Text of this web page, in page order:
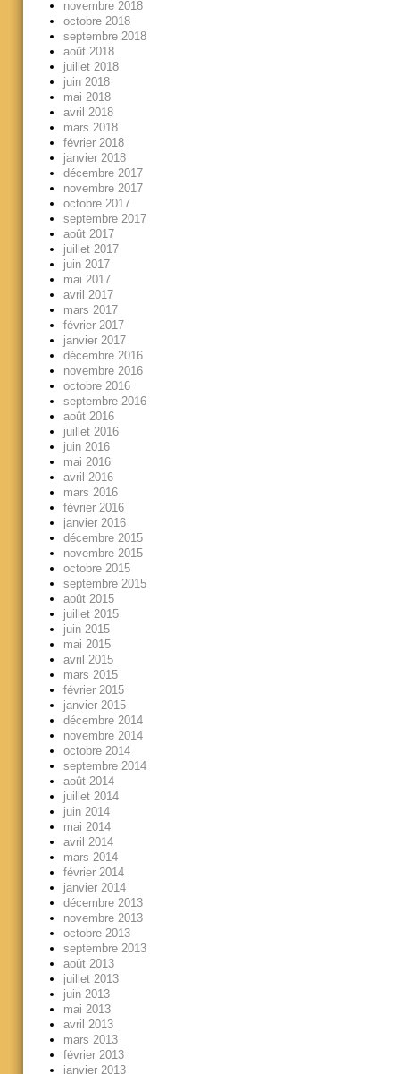
novembre 2018
octobre 2018
septembre 2018
août 2018
juillet 2018
juin 2018
mai 2018
avril 2018
mars 2018
février 2018
janvier 2018
décembre 2017
novembre 2017
octobre 2017
septembre 2017
août 2017
juillet 2017
juin 2017
mai 2017
avril 2017
mars 2017
février 2017
janvier 2017
décembre 2016
novembre 2016
octobre 2016
septembre 2016
août 2016
juillet 2016
juin 2016
mai 2016
avril 2016
mars 2016
février 2016
janvier 2016
décembre 2015
novembre 2015
octobre 2015
septembre 2015
août 2015
juillet 2015
juin 2015
mai 2015
avril 2015
mars 2015
février 2015
janvier 2015
décembre 2014
novembre 2014
octobre 2014
septembre 2014
août 2014
juillet 2014
juin 2014
mai 2014
avril 2014
mars 2014
février 2014
janvier 2014
décembre 2013
novembre 2013
octobre 2013
septembre 2013
août 2013
juillet 2013
juin 2013
mai 2013
avril 2013
mars 2013
février 2013
janvier 2013